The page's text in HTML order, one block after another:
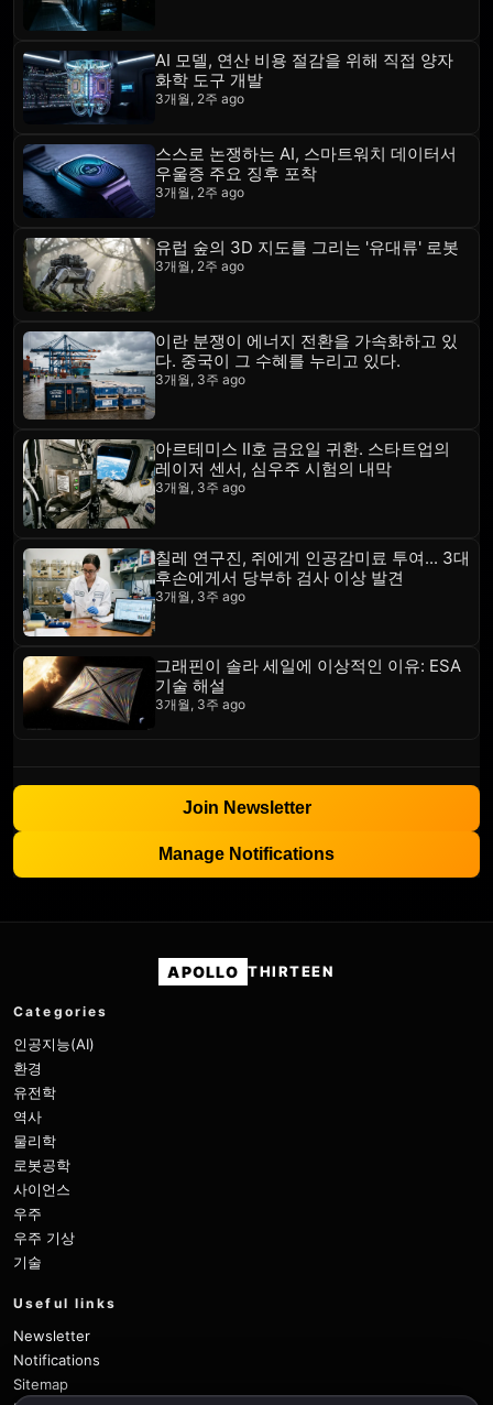
AI 모델, 연산 비용 절감을 위해 직접 양자
화학 도구 개발
3개월, 2주 ago
스스로 논쟁하는 AI, 스마트워치 데이터서
우울증 주요 징후 포착
3개월, 2주 ago
유럽 숲의 3D 지도를 그리는 '유대류' 로봇
3개월, 2주 ago
이란 분쟁이 에너지 전환을 가속화하고 있
다. 중국이 그 수혜를 누리고 있다.
3개월, 3주 ago
아르테미스 II호 금요일 귀환. 스타트업의
레이저 센서, 심우주 시험의 내막
3개월, 3주 ago
칠레 연구진, 쥐에게 인공감미료 투여... 3대
후손에게서 당부하 검사 이상 발견
3개월, 3주 ago
그래핀이 솔라 세일에 이상적인 이유: ESA
기술 해설
3개월, 3주 ago
Join Newsletter
Manage Notifications
APOLLO THIRTEEN
Categories
인공지능(AI)
환경
유전학
역사
물리학
로봇공학
사이언스
우주
우주 기상
기술
Useful links
Newsletter
Notifications
Sitemap